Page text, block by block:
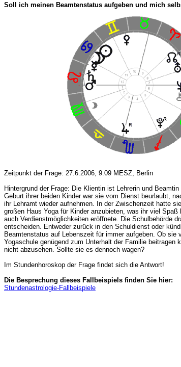
Soll ich meinen Beamtenstatus aufgeben und mich
Zeitpunkt der Frage: 27.6.2006, 9.09 MESZ, Berlin
Hintergrund der Frage: Die Klientin ist Lehrerin und
Geburt ihrer beiden Kinder war sie vom Dienst beurlaubt,
ihr Lehramt wieder aufnehmen. In der Zwischenzeit hatte
großen Haus Yoga für Kinder anzubieten, was ihr viel Spaß
auch Verdienstmöglichkeiten eröffnete. Die Schulbehörde
entscheiden. Entweder zurück in den Schuldienst oder
Beamtenstatus auf Lebenszeit für immer aufgeben. Ob sie
Yogaschule genügend zum Unterhalt der Familie beitragen
nicht abzusehen. Sollte sie es dennoch wagen?
Im Stundenhoroskop der Frage findet sich die Antwort!
Die Besprechung dieses Fallbeispiels finden Sie hier:
Stundenastrologie-Fallbeispiele